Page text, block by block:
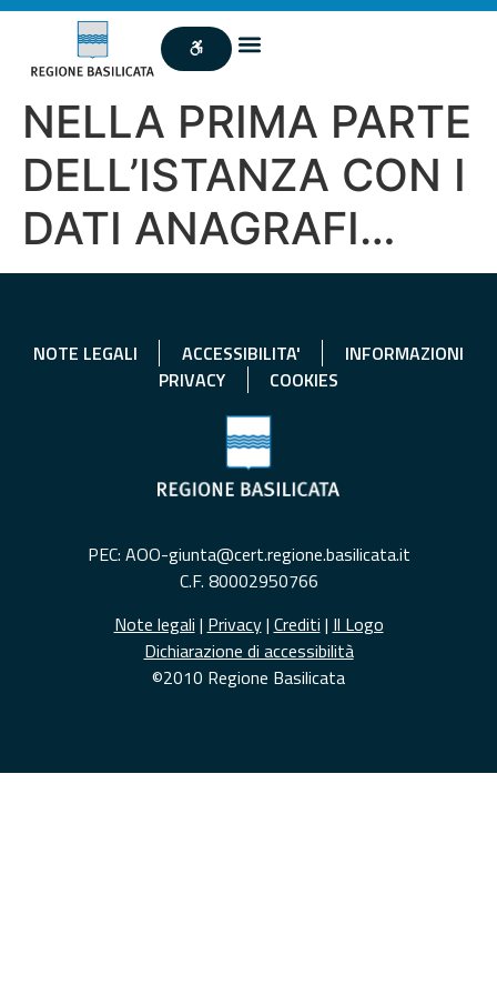
NELLA PRIMA PARTE
DELL’ISTANZA CON I
DATI ANAGRAFI…
NOTE LEGALI ACCESSIBILITA'
INFORMAZIONI
PRIVACY
COOKIES
PEC: AOO-giunta@cert.regione.basilicata.it
C.F. 80002950766
Note legali | Privacy| Crediti | Il Logo
Dichiarazione di accessibilità
©2010 Regione Basilicata